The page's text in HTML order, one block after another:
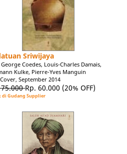
Sriwijaya
Coedes, Louis-Charles Damais,
Kulke, Pierre-Yves Manguin
September 2014
75.000Rp. 60.000 (20% OFF)
di Gudang Supplier